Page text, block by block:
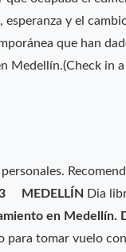
y el
que han
Medellín.(Check in
3 MEDELLÍN Dia
en Medellín.
para tomar vuelo